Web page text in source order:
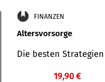
FINANZEN
Altersvorsorge
Die besten
19,90 €